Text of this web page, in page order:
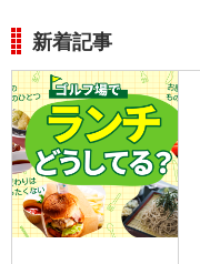
新着記事